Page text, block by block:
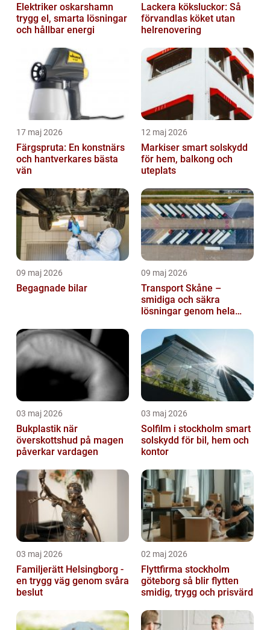
Elektriker oskarshamn
trygg el, smarta lösningar
och hållbar energi
Lackera köksluckor: Så
förvandlas köket utan
helrenovering
17 maj 2026
Färgspruta: En konstnärs
och hantverkares bästa
vän
12 maj 2026
Markiser smart solskydd
för hem, balkong och
uteplats
09 maj 2026
Begagnade bilar
09 maj 2026
Transport Skåne –
smidiga och säkra
lösningar genom hela
03 maj 2026
Bukplastik när
överskottshud på magen
påverkar vardagen
03 maj 2026
Solfilm i stockholm smart
solskydd för bil, hem och
kontor
03 maj 2026
Familjerätt Helsingborg -
en trygg väg genom svåra
beslut
02 maj 2026
Flyttfirma stockholm
göteborg så blir flytten
smidig, trygg och prisvärd